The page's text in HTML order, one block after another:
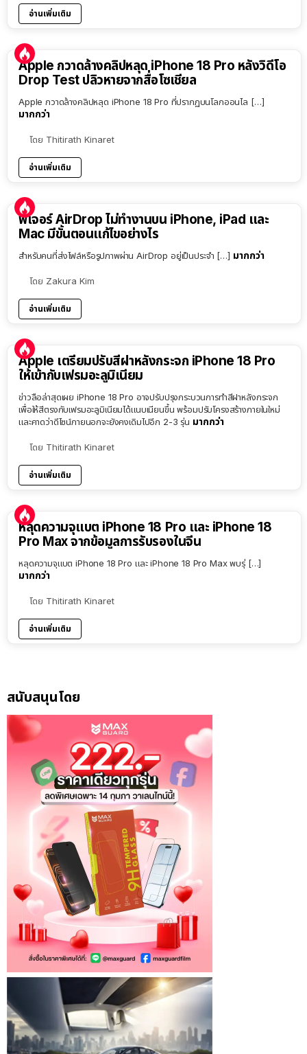
อ่านเพิ่มเติม
Apple กวาดล้างคลิปหลุด iPhone 18 Pro หลังวิดีโอ
Drop Test ปลิวหายจากสื่อโซเชียล
Apple กวาดล้างคลิปหลุด iPhone 18 Pro ที่ปรากฏบนโลกออนไล […]
มากกว่า
โดย Thitirath Kinaret
อ่านเพิ่มเติม
ฟีเจอร์ AirDrop ไม่ทำงานบน iPhone, iPad และ
Mac มีขั้นตอนแก้ไขอย่างไร
สำหรับคนที่ส่งไฟล์หรือรูปภาพผ่าน AirDrop อยู่เป็นประจำ […] มากกว่า
โดย Zakura Kim
อ่านเพิ่มเติม
Apple เตรียมปรับสีฝาหลังกระจก iPhone 18 Pro
ให้เข้ากับเฟรมอะลูมิเนียม
ข่าวลือล่าสุดเผย iPhone 18 Pro อาจปรับปรุงกระบวนการทำสีฝาหลังกระจก
เพื่อให้สีตรงกับเฟรมอะลูมิเนียมได้แนบเนียนขึ้น พร้อมปรับโครงสร้างภายในใหม่
และคาดว่าดีไซน์ภายนอกจะยังคงเดิมไปอีก 2-3 รุ่น มากกว่า
โดย Thitirath Kinaret
อ่านเพิ่มเติม
หลุดความจุแบต iPhone 18 Pro และ iPhone 18
Pro Max จากข้อมูลการรับรองในจีน
หลุดความจุแบต iPhone 18 Pro และ iPhone 18 Pro Max พบรุ่ […]
มากกว่า
โดย Thitirath Kinaret
อ่านเพิ่มเติม
สนับสนุนโดย